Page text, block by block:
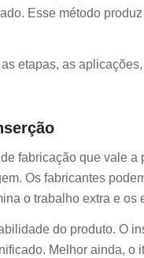
Esse método
etapas, as
fabricação que vale
Os fabricantes
o trabalho extra e os
do produto. O
Melhor ainda, o